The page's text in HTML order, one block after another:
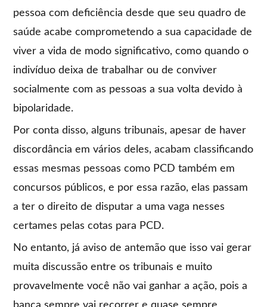
pessoa com deficiência desde que seu quadro de
saúde acabe comprometendo a sua capacidade de
viver a vida de modo significativo, como quando o
indivíduo deixa de trabalhar ou de conviver
socialmente com as pessoas a sua volta devido à
bipolaridade.
Por conta disso, alguns tribunais, apesar de haver
discordância em vários deles, acabam classificando
essas mesmas pessoas como PCD também em
concursos públicos, e por essa razão, elas passam
a ter o direito de disputar a uma vaga nesses
certames pelas cotas para PCD.
No entanto, já aviso de antemão que isso vai gerar
muita discussão entre os tribunais e muito
provavelmente você não vai ganhar a ação, pois a